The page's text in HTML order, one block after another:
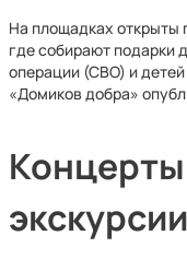
На площадках открыты
где собирают подарки
операции (СВО) и
«Домиков добра»
экскурсии